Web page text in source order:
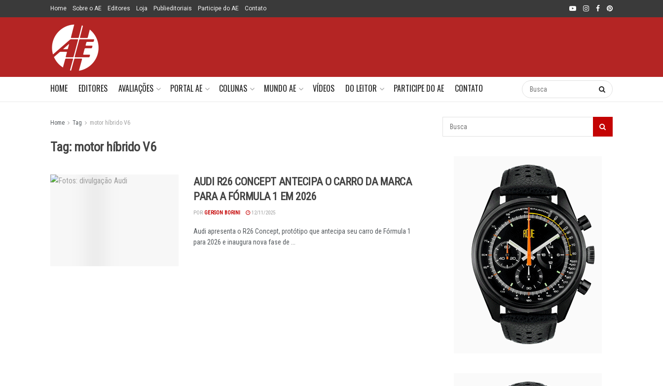
Home Sobre o AE Editores Loja Publieditoriais Participe do AE Contato
HOME EDITORES AVALIAÇÕES PORTAL AE COLUNAS MUNDO AE VÍDEOS DO LEITOR PARTICIPE DO AE CONTATO
Home Tag motor híbrido V6
Tag: motor híbrido V6
AUDI R26 CONCEPT ANTECIPA O CARRO DA MARCA
PARA A FÓRMULA 1 EM 2026
POR GERSON BORINI 12/11/2025
Audi apresenta o R26 Concept, protótipo que antecipa seu carro de Fórmula 1
para 2026 e inaugura nova fase de ...